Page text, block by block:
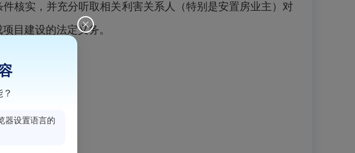
核实，并充分听取相关利害关系人（特别是安置房业主）对
目建设的法定义务。
器设置语言的